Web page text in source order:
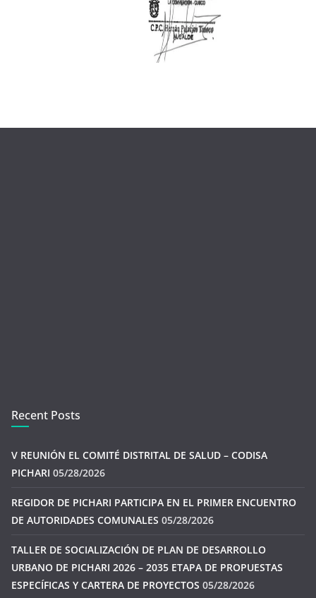
Recent Posts
V REUNIÓN EL COMITÉ DISTRITAL DE SALUD – CODISA
PICHARI 05/28/2026
REGIDOR DE PICHARI PARTICIPA EN EL PRIMER ENCUENTRO
DE AUTORIDADES COMUNALES 05/28/2026
TALLER DE SOCIALIZACIÓN DE PLAN DE DESARROLLO
URBANO DE PICHARI 2026 – 2035 ETAPA DE PROPUESTAS
ESPECÍFICAS Y CARTERA DE PROYECTOS 05/28/2026